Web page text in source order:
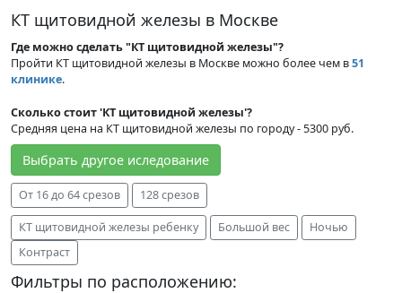
КТ щитовидной железы в Москве
Где можно сделать "КТ щитовидной железы"?
Пройти КТ щитовидной железы в Москве можно более чем в51
клинике.
Сколько стоит 'КТ щитовидной железы'?
Средняя цена на КТ щитовидной железы по городу - 5300 руб.
Выбрать другое иследование
От 16 до 64 срезов 128 срезов
КТ щитовидной железы ребенку Большой вес
Ночью
Контраст
Фильтры по расположению: